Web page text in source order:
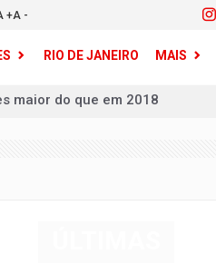
+A -
RIO DE JANEIRO MAIS
desde 2012
ao crime no Leblon
crime em publicação nas redes